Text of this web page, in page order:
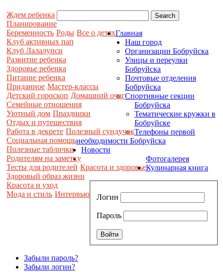
Ждем ребенка
Планирование
Беременность Роды Все о детях
Клуб активных пап
Клуб Лалалупси
Развитие ребенка
Здоровье ребенка
Питание ребенка
Приданное Мастер-классы
Детский гороскоп Домашний очаг
Семейные отношения
Уютный дом Праздники
Отдых и путешествия
Работа в декрете Полезный сундучок
Социальная помощь
Полезные таблички
Родителям на заметку
Тесты для родителей Красота и здоровье
Здоровый образ жизни
Красота и уход
Мода и стиль Интервью
Главная
Наш город
Организации Бобруйска
Улицы и переулки
Бобруйска
Почтовые отделения
Бобруйска
Спортивные секции
Бобруйска
Тематические кружки в
Бобруйске
Телефоны первой
необходимости Бобруйска
Новости
Фотогалерея
Кулинарная книга
Логин
Пароль
Забыли пароль?
Забыли логин?